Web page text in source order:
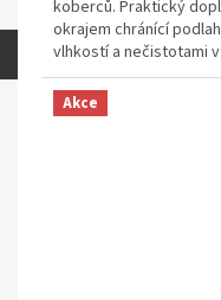
koberců. Praktický
okrajem chránící
vlhkostí a nečistotami
Akce